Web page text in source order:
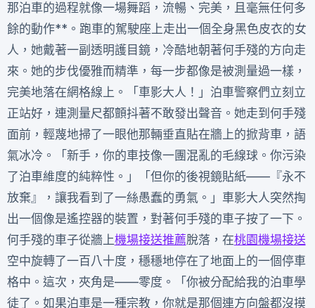
那泊車的過程就像一場舞蹈，流暢、完美，且毫無任何多
餘的動作**。跑車的駕駛座上走出一個全身黑色皮衣的女
人，她戴著一副透明護目鏡，冷酷地朝著何手殘的方向走
來。她的步伐優雅而精準，每一步都像是被測量過一樣，
完美地落在網格線上。「車影大人！」泊車警察們立刻立
正站好，連測量尺都顫抖著不敢發出聲音。她走到何手殘
面前，輕蔑地掃了一眼他那輛垂直貼在牆上的掀背車，語
氣冰冷。「新手，你的車技像一團混亂的毛線球。你污染
了泊車維度的純粹性。」「但你的後視鏡貼紙——『永不
放棄』，讓我看到了一絲愚蠢的勇氣。」車影大人突然掏
出一個像是遙控器的裝置，對著何手殘的車子按了一下。
何手殘的車子從牆上機場接送推薦脫落，在桃園機場接送
空中旋轉了一百八十度，穩穩地停在了地面上的一個停車
格中。這次，夾角是——零度。「你被分配給我的泊車學
徒了。如果泊車是一種宗教，你就是那個連方向盤都沒摸